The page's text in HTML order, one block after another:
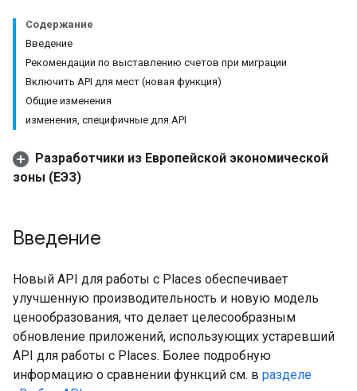
Содержание
Введение
Рекомендации по выставлению счетов при миграции
Включить API для мест (новая функция)
Общие изменения
изменения, специфичные для API
Разработчики из Европейской экономической
зоны (ЕЭЗ)
Введение
Новый API для работы с Places обеспечивает
улучшенную производительность и новую модель
ценообразования, что делает целесообразным
обновление приложений, использующих устаревший
API для работы с Places. Более подробную
информацию о сравнении функций см. в разделе